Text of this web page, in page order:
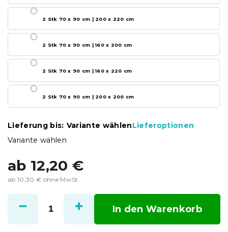
ab 12,20 €
ab 10,30 € ohne MwSt.
Variante wählen
2 Stk 70 x 90 cm | 200 x 220 cm
2 Stk 70 x 90 cm | 160 x 200 cm
2 Stk 70 x 90 cm | 160 x 220 cm
2 Stk 70 x 90 cm | 200 x 200 cm
Lieferung bis: Variante wählenLieferoptionen
In den Warenkorb